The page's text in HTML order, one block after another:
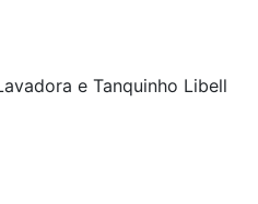
e Tanquinho Libell